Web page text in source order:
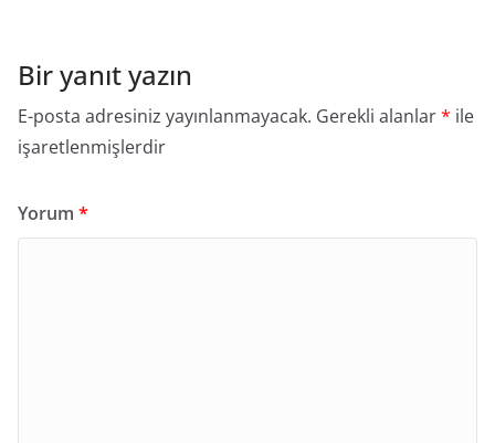
Bir yanıt yazın
E-posta adresiniz yayınlanmayacak. Gerekli alanlar* ile
işaretlenmişlerdir
Yorum *